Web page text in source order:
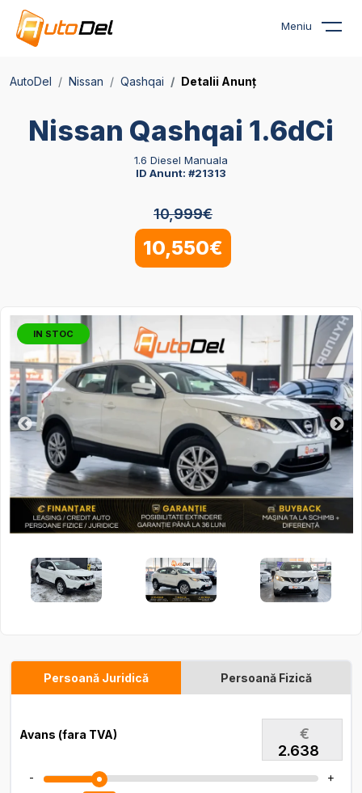
Meniu
AutoDel Nissan Qashqai Detalii Anunț
Nissan Qashqai 1.6dCi
1.6 Diesel Manuala
ID Anunt: #21313
10,999€
10,550€
IN STOC
Persoană Juridică Persoană Fizică
Avans (fara TVA) €
- +